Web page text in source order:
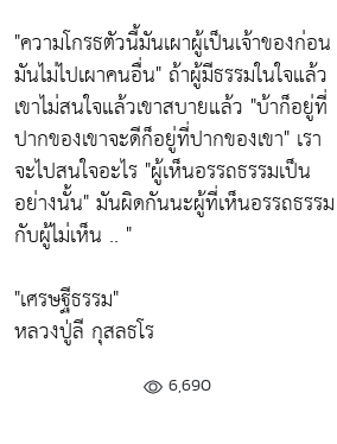
"ความโกรธตัวนี้มันเผาผู้เป็นเจ้าของก่อน
มันไม่ไปเผาคนอื่น"ถ้าผู้มีธรรมในใจแล้ว
เขาไม่สนใจแล้วเขาสบายแล้ว "บ้าก็อยู่ที่
ปากของเขาจะดีก็อยู่ที่ปากของเขา" เรา
จะไปสนใจอะไร "ผู้เห็นอรรถธรรมเป็น
อย่างนั้น"มันผิดกันนะผู้ที่เห็นอรรถธรรม
กับผู้ไม่เห็น .. "
"เศรษฐีธรรม"
หลวงปู่ลี กุสลธโร
6,690